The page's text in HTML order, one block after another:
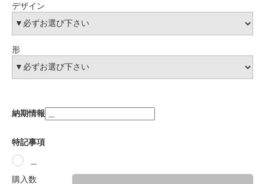
デザイン
形
納期情報
特記事項
購入数